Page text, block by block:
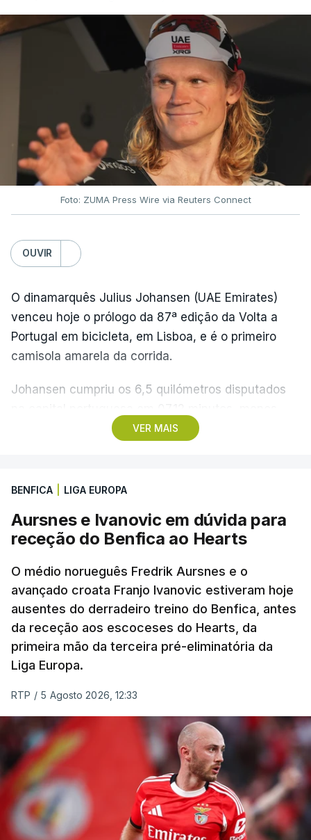
Foto: ZUMA Press Wire via Reuters Connect
OUVIR
VER MAIS
O dinamarquês Julius Johansen (UAE Emirates)
venceu hoje o prólogo da 87ª edição da Volta a
Portugal em bicicleta, em Lisboa, e é o primeiro
camisola amarela da corrida.
Johansen cumpriu os 6,5 quilómetros disputados
quatro segundos do que o companheiro de equipa
pista.
O vice-campeão português de contrarrelógio,
Rafael Reis, que procurava o oitavo triunfo em
mais rápido, a sete segundos, enquanto o italiano
Luca Giaimi (UAE Emirates) e o russo Artem Nych
(Anicolor-Campicarn), vencedor das últimas duas
edições da Volta, terminaram na quarta e quinta
posições, respetivamente, a nove e 14 segundos.
Na quinta-feira, o pelotão vai percorrer os 157,1
primeira das 10 etapas da 87.ª edição, com duas
contagens de terceira categoria nos derradeiros
50 quilómetros.
TÓPICOS
Lourinhã Queluz Madison
BENFICA LIGA EUROPA
Aursnes e Ivanovic em dúvida para
receção do Benfica ao Hearts
O médio norueguês Fredrik Aursnes e o
avançado croata Franjo Ivanovic estiveram hoje
ausentes do derradeiro treino do Benfica, antes
da receção aos escoceses do Hearts, da
primeira mão da terceira pré-eliminatória da
Liga Europa.
RTP / 5 Agosto 2026, 12:33